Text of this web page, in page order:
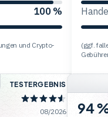
100 %
und Crypto-
TESTERGEBNIS
08/2026
(ggf.
94